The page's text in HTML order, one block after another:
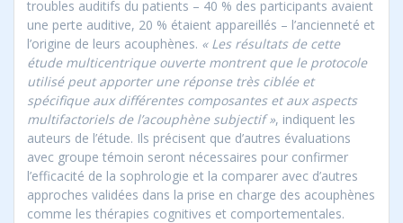
troubles auditifs du patients – 40 % des participants avaient
une perte auditive, 20 % étaient appareillés – l’ancienneté et
l’origine de leurs acouphènes. « Les résultats de cette
étude multicentrique ouverte montrent que le protocole
utilisé peut apporter une réponse très ciblée et
spécifique aux différentes composantes et aux aspects
multifactoriels de l’acouphène subjectif », indiquent les
auteurs de l’étude. Ils précisent que d’autres évaluations
avec groupe témoin seront nécessaires pour confirmer
l’efficacité de la sophrologie et la comparer avec d’autres
approches validées dans la prise en charge des acouphènes
comme les thérapies cognitives et comportementales.